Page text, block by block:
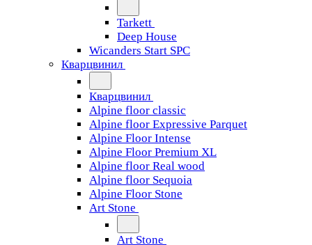
Tarkett
Deep House
Wicanders Start SPC
Кварцвинил
Кварцвинил
Alpine floor classic
Alpine floor Expressive Parquet
Alpine Floor Intense
Alpine Floor Premium XL
Alpine floor Real wood
Alpine floor Sequoia
Alpine Floor Stone
Art Stone
Art Stone